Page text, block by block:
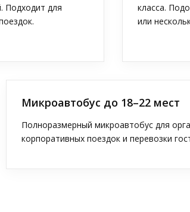
Подходит для
класса.
или
Микроавтобус до 18–22 мест
Полноразмерный микроавтобус для
корпоративных поездок и перевозки